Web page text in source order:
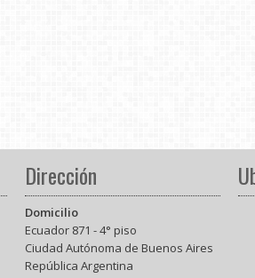
Dirección
Domicilio
Ecuador 871 - 4° piso
Ciudad Autónoma de Buenos Aires
República Argentina